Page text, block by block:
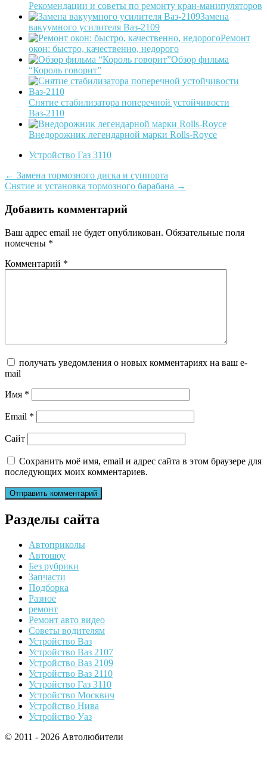
Рекомендации и советы по ремонту кран-манипуляторов
Замена
вакуумного усилителя Ваз-2109
Ремонт
окон: быстро, качественно, недорого
Обзор фильма
“Король говорит”
Снятие стабилизатора поперечной устойчивости
Ваз-2110
Внедорожник легендарной марки Rolls-Royce
Устройство Газ 3110
Post
navigation
← Замена тормозного диска и суппорта
Снятие и установка тормозного барабана →
Добавить комментарий
Ваш адрес email не будет опубликован. Обязательные поля
помечены *
Комментарий *
получать уведомления о новых комментариях на ваш e-
mail
Имя *
Email *
Сайт
Сохранить моё имя, email и адрес сайта в этом браузере для
последующих моих комментариев.
Разделы сайта
Автоприколы
Автошоу
Без рубрики
Запчасти
Подборка
Разное
ремонт
Ремонт авто видео
Советы водителям
Устройство Ваз
Устройство Ваз 2107
Устройство Ваз 2109
Устройство Ваз 2110
Устройство Газ 3110
Устройство Москвич
Устройство Нива
Устройство Уаз
© 2011 - 2026 Автолюбители